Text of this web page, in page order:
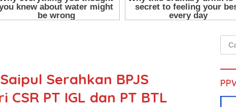
Serahkan BPJS
PT IGL dan PT BTL
Cari